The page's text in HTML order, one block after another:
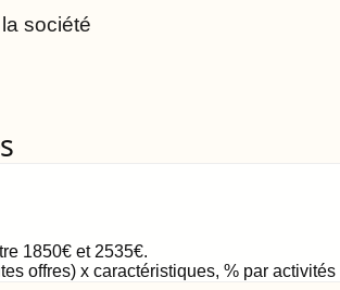
société
1850€et 2535€.
offres) x caractéristiques, % par